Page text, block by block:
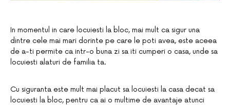
In momentul in care locuiesti la bloc, mai mult ca sigur una
dintre cele mai mari dorinte pe care le poti avea, este aceea
de a-ti permite ca intr-o buna zi sa iti cumperi o casa, unde sa
locuiesti alaturi de familia ta.
Cu siguranta este mult mai placut sa locuiesti la casa decat sa
locuiesti la bloc, pentru ca ai o multime de avantaje atunci